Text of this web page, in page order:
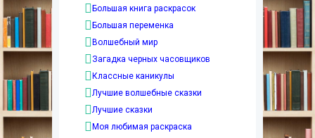
Большая книга раскрасок
Большая переменка
Волшебный мир
Загадка черных часовщиков
Классные каникулы
Лучшие волшебные сказки
Лучшие сказки
Моя любимая раскраска